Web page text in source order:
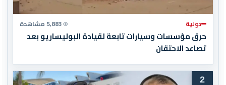
دولية 5,883 مشاهدة
حرق مؤسسات وسيارات تابعة لقيادة البوليساريو بعد
تصاعد الاحتقان
2